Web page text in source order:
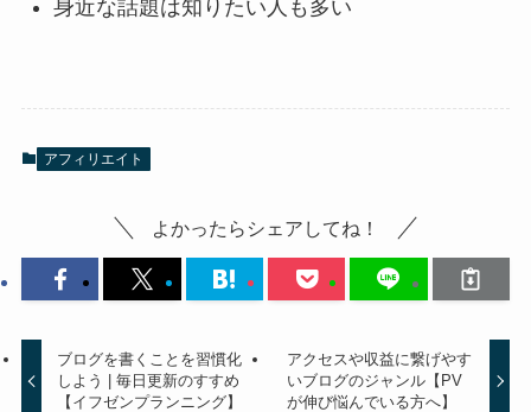
身近な話題は知りたい人も多い
アフィリエイト
よかったらシェアしてね！
ブログを書くことを習慣化
しよう | 毎日更新のすすめ
【イフゼンプランニング】
アクセスや収益に繋げやす
いブログのジャンル【PV
が伸び悩んでいる方へ】